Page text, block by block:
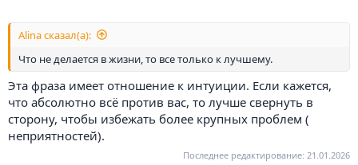
Alina сказал(а):
Что не делается в жизни, то все только к лучшему.
Эта фраза имеет отношение к интуиции. Если кажется,
что абсолютно всё против вас, то лучше свернуть в
сторону, чтобы избежать более крупных проблем (
неприятностей).
Последнее редактирование: 21.01.2026